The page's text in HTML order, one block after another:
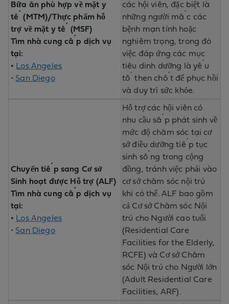
Bữa ăn phù hợp về mặt y
tế (MTM)/Thực phẩm hỗ
trợ về mặt y tế (MSF)
Tìm nhà cung cấp dịch vụ
tại:
•
Los Angeles
• San Diego
các hội viên, đặc biệt là
những người mắc các
bệnh mạn tính hoặc
nghiêm trọng, trong đó
việc đáp ứng các mục
tiêu dinh dưỡng là yếu
tố then chốt để phục hồi
và duy trì sức khỏe.
Chuyển tiếp sang Cơ sở
Sinh hoạt được Hỗ trợ (ALF)
Tìm nhà cung cấp dịch vụ
tại:
•
Los Angeles
• San Diego
Hỗ trợ các hội viên có
nhu cầu sắp phát sinh về
mức độ chăm sóc tại cơ
sở điều dưỡng tiếp tục
sinh sống trong cộng
đồng, tránh việc phải vào
cơ sở chăm sóc nội trú
khi có thể. ALF bao gồm
cả Cơ sở Chăm sóc Nội
trú cho Người cao tuổi
(Residential Care
Facilities for the Elderly,
RCFE) và Cơ sở Chăm
sóc Nội trú cho Người lớn
(Adult Residential Care
Facilities, ARF).